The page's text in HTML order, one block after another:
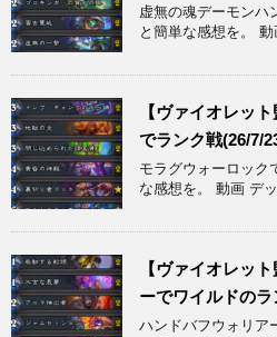
虚無の魂デーモンハ
と簡単な感想を。
【ヴァイオレッ
でランク戦(26/7/
モラグウォーロック
な感想を。 動画 デ
【ヴァイオレッ
ーでワイルドの
ハンドバフウォリア